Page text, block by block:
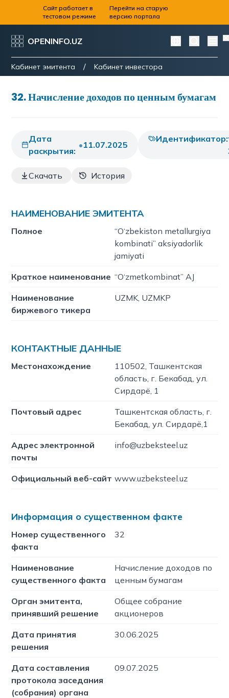
Сайт работает в
тестовом режиме
Перейти на старую
версию портала
OPENINFO.UZ
Kабинет эмитента / Kабинет инвестора
32.Начисление доходов по ценным бумагам
Дата
раскрытия:
•11.07.2025
Идентификатор:
Скачать История
НАИМЕНОВАНИЕ ЭМИТЕНТА
Полное
“O‘zbekiston metallurgiya
kombinati” aksiyadorlik
jamiyati
Краткое наименование “O‘zmetkombinat” AJ
Наименование
биржевого тикера
UZMK, UZMKP
КОНТАКТНЫЕ ДАННЫЕ
Местонахождение
110502, Ташкентская
область, г. Бекабад, ул.
Сирдарё, 1
Почтовый адрес
Ташкентская область, г.
Бекабад, ул. Сирдарё,1
Адрес электронной
почты
info@uzbeksteel.uz
Официальный веб-сайт www.uzbeksteel.uz
Информация о существенном факте
Номер существенного
факта
32
Наименование
существенного факта
Начисление доходов по
ценным бумагам
Орган эмитента,
принявший решение
Общее собрание
акционеров
Дата принятия
решения
30.06.2025
Дата составления
протокола заседания
(собрания) органа
09.07.2025